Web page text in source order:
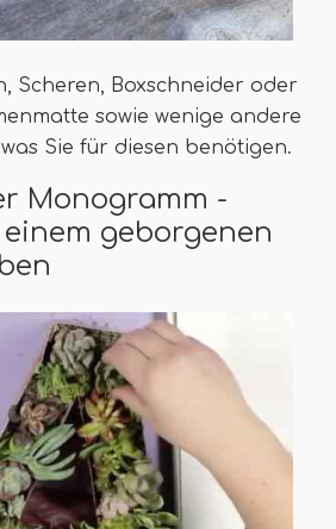
Scheren, Boxschneider oder
sowie wenige andere
Sie für diesen benötigen.
Monogramm -
geborgenen